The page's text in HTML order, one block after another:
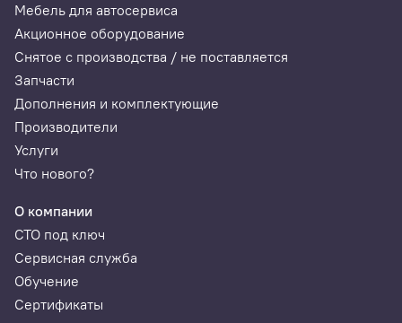
Мебель для автосервиса
Акционное оборудование
Снятое с производства / не поставляется
Запчасти
Дополнения и комплектующие
Производители
Услуги
Что нового?
О компании
СТО под ключ
Сервисная служба
Обучение
Сертификаты